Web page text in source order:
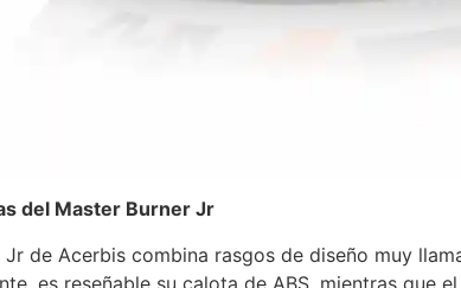
del Master Burner Jr
Jr de Acerbis combina rasgos de diseño muy
es reseñable su calota de ABS, mientras que